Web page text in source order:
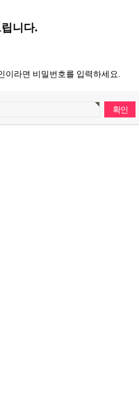
니다.
이라면 비밀번호를 입력하세요.